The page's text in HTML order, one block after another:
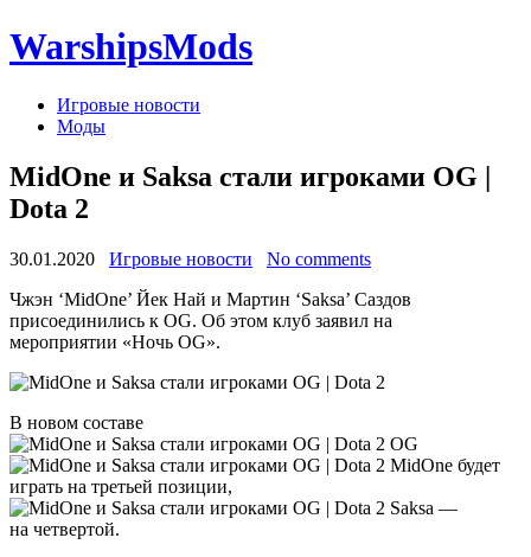
WarshipsMods
Игровые новости
Моды
MidOne и Saksa стали игроками OG |
Dota 2
30.01.2020 Игровые новости
No comments
Чжэн ‘MidOne’ Йек Най и Мартин ‘Saksa’ Саздов
присоединились к OG. Об этом клуб заявил на
мероприятии «Ночь OG».
В новом составе
OG
MidOne будет
играть на третьей позиции,
Saksa —
на четвертой.